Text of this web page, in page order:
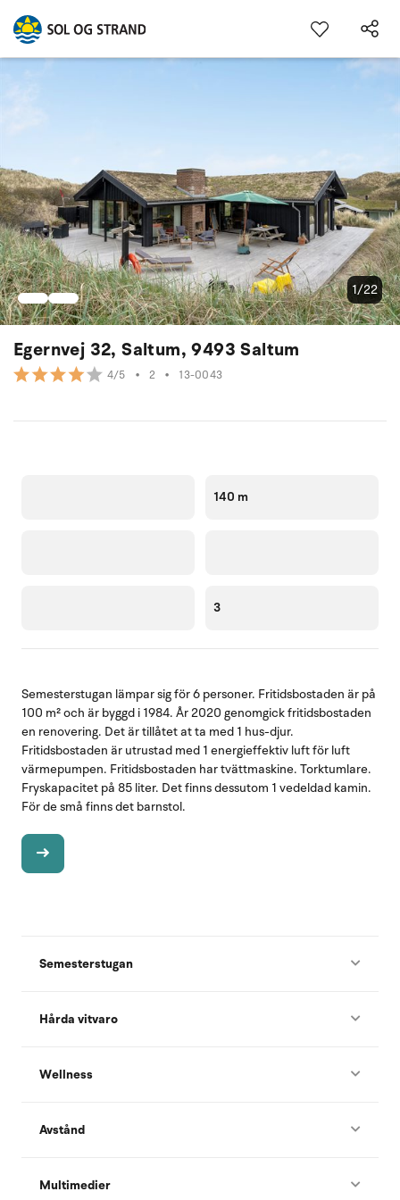
Egernvej 32, Saltum, 9493 Saltum
4/5 • 2 • 13-0043
1/22
140 m
3
Semesterstugan lämpar sig för 6 personer. Fritidsbostaden är på
100 m² och är byggd i 1984. År 2020 genomgick fritidsbostaden
en renovering. Det är tillåtet at ta med 1 hus-djur.
Fritidsbostaden är utrustad med 1 energieffektiv luft för luft
värmepumpen. Fritidsbostaden har tvättmaskine. Torktumlare.
Fryskapacitet på 85 liter. Det finns dessutom 1 vedeldad kamin.
För de små finns det barnstol.
Semesterstugan
Hårda vitvaro
Wellness
Avstånd
Multimedier